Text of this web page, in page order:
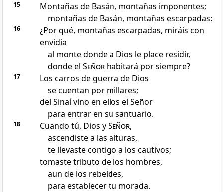
15
Montañas de Basán, montañas imponentes;
montañas de Basán, montañas escarpadas:
16
¿Por qué, montañas escarpadas, miráis con
envidia
al monte donde a Dios le place residir,
donde el Señorhabitará por siempre?
17
Los carros de guerra de Dios
se cuentan por millares;
del Sinaí vino en ellos el Señor
para entrar en su santuario.
18 Cuando tú, Dios ySeñor,
ascendiste a las alturas,
te llevaste contigo a los cautivos;
tomaste tributo de los hombres,
aun de los rebeldes,
para establecer tu morada.